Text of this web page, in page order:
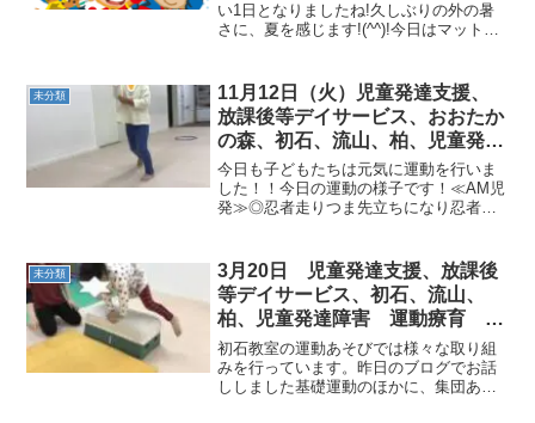
等デイサービス 発達気にな
る 発達障害 放デイ 自閉症
ー症候群）発達障害 流山市 柏
市
い1日となりましたね!久しぶりの外の暑
さに、夏を感じます!(^^)!今日はマットを
も難しかったですが、上手にできました♪
明日も運動...
未分類
11月12日（火）児童発達支援、
放課後等デイサービス、おおたか
の森、初石、流山、柏、児童発達
ラム こども障害 運動療育 柳
沢運動プログ発達気になる 発達
障害 放デイ 自閉症 ADHD
今日も子どもたちは元気に運動を行いま
した！！今日の運動の様子です！≪AM児
発≫◎忍者走りつま先立ちになり忍者の
る色」「青の隣の色」など様々な指示で
指定された色に向かっ...
未分類
3月20日 児童発達支援、放課後
等デイサービス、初石、流山、
柏、児童発達障害 運動療育 柳
沢運動プログラム こども発達気
になる 発達障害 放デ
初石教室の運動あそびでは様々な取り組
みを行っています。昨日のブログでお話
ししました基礎運動のほかに、集団あそ